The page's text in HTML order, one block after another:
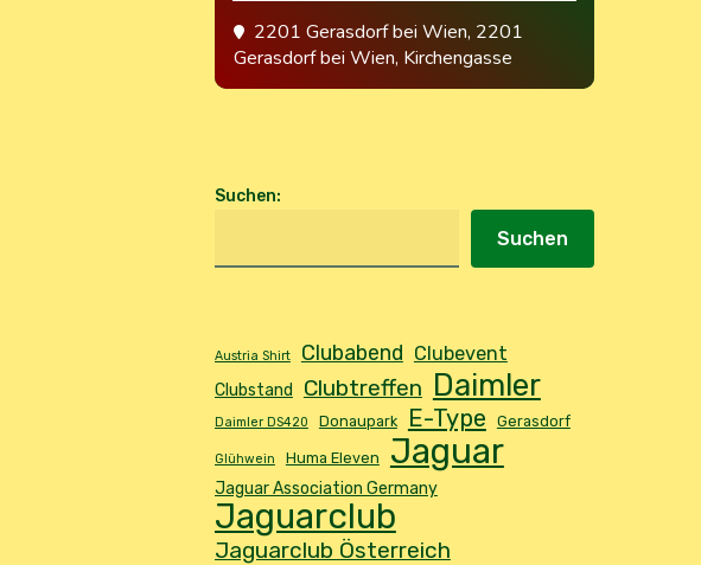
2201 Gerasdorf bei Wien, 2201
Gerasdorf bei Wien, Kirchengasse
Suchen:
Suchen
Austria Shirt Clubabend Clubevent
Clubstand Clubtreffen Daimler
Daimler DS420 Donaupark E-Type Gerasdorf
Glühwein Huma Eleven Jaguar
Jaguar Association Germany
Jaguarclub
Jaguarclub Österreich